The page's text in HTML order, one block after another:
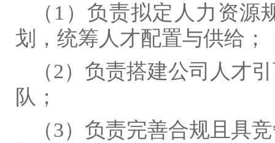
（1）负责拟定人力资
划，统筹人才配置与供给；
（2）负责搭建公司人才
队；
（3）负责完善合规且具